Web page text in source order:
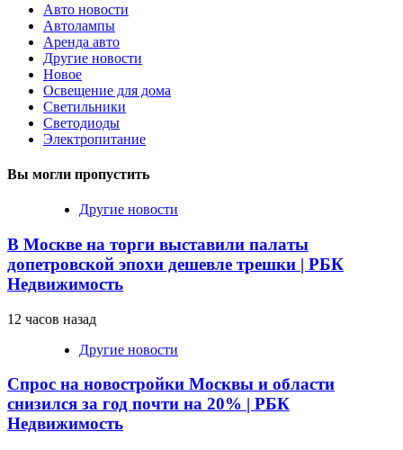
Авто новости
Автолампы
Аренда авто
Другие новости
Новое
Освещение для дома
Светильники
Светодиоды
Электропитание
Вы могли пропустить
Другие новости
В Москве на торги выставили палаты
допетровской эпохи дешевле трешки | РБК
Недвижимость
12 часов назад
Другие новости
Спрос на новостройки Москвы и области
снизился за год почти на 20% | РБК
Недвижимость